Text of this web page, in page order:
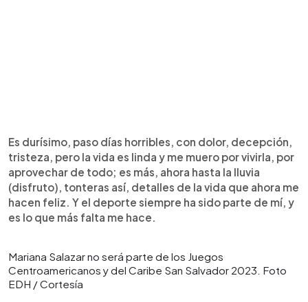
Es durísimo, paso días horribles, con dolor, decepción,
tristeza, pero la vida es linda y me muero por vivirla, por
aprovechar de todo; es más, ahora hasta la lluvia
(disfruto), tonteras así, detalles de la vida que ahora me
hacen feliz. Y el deporte siempre ha sido parte de mí, y
es lo que más falta me hace.
Mariana Salazar no será parte de los Juegos
Centroamericanos y del Caribe San Salvador 2023. Foto
EDH / Cortesía